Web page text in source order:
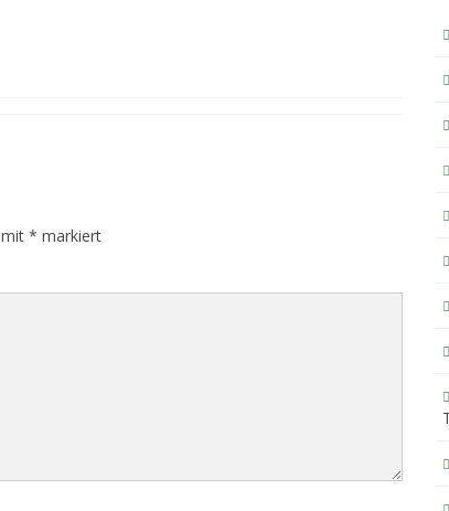
* markiert